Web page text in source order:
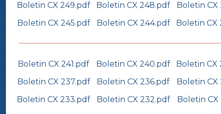
Boletin CX 249.pdf
Boletin CX 248.pdf
Boletin CX
Boletin CX 245.pdf
Boletin CX 244.pdf Boletin CX
Boletin CX 241.pdf Boletin CX 240.pdf
Boletin CX
Boletin CX 237.pdf
Boletin CX 236.pdf
Boletin CX
Boletin CX 233.pdf
Boletin CX 232.pdf Boletin CX